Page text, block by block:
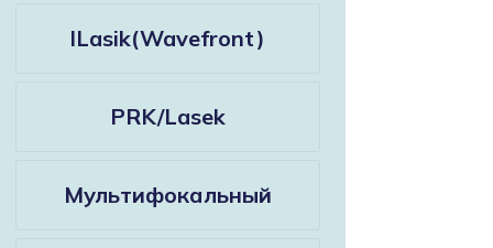
ILasik(Wavefront)
PRK/Lasek
Мультифокальный